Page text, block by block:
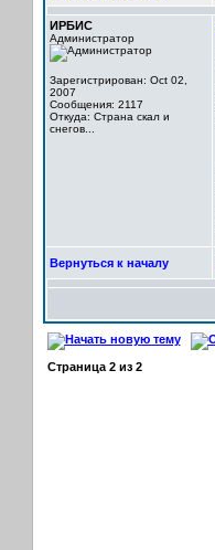
ИРБИС
Администратор
Зарегистрирован: Oct 02,
2007
Сообщения: 2117
Откуда: Cтрана скал и
снегов...
Вернуться к началу
Страница 2из 2